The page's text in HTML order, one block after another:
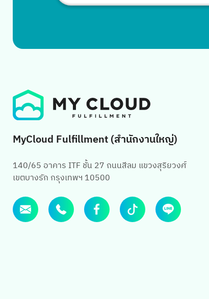
MyCloud Fulfillment (สำนักงานใหญ่)
140/65 อาคาร ITF ชั้น 27 ถนนสีลม แขวงสุริยวงศ์
เขตบางรัก กรุงเทพฯ 10500